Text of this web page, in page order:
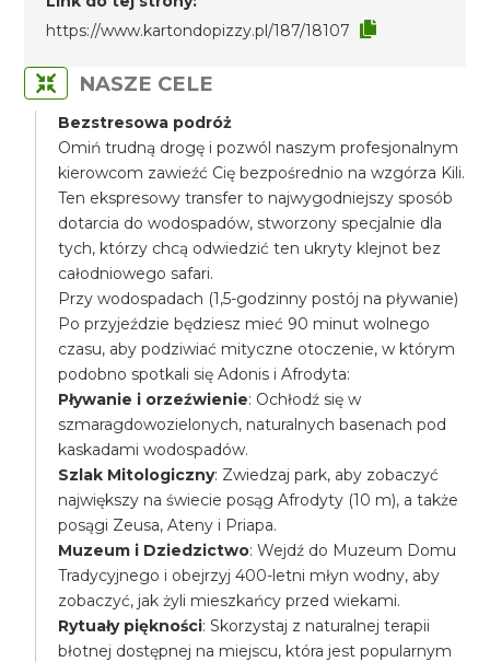
https://www.kartondopizzy.pl/187/18107
NASZE CELE
Bezstresowa podróż
Omiń trudną drogę i pozwól naszym profesjonalnym
kierowcom zawieźć Cię bezpośrednio na wzgórza Kili.
Ten ekspresowy transfer to najwygodniejszy sposób
dotarcia do wodospadów, stworzony specjalnie dla
tych, którzy chcą odwiedzić ten ukryty klejnot bez
całodniowego safari.
Przy wodospadach (1,5-godzinny postój na pływanie)
Po przyjeździe będziesz mieć 90 minut wolnego
czasu, aby podziwiać mityczne otoczenie, w którym
podobno spotkali się Adonis i Afrodyta:
Pływanie i orzeźwienie: Ochłodź się w
szmaragdowozielonych, naturalnych basenach pod
kaskadami wodospadów.
Szlak Mitologiczny: Zwiedzaj park, aby zobaczyć
największy na świecie posąg Afrodyty (10 m), a także
posągi Zeusa, Ateny i Priapa.
Muzeum i Dziedzictwo: Wejdź do Muzeum Domu
Tradycyjnego i obejrzyj 400-letni młyn wodny, aby
zobaczyć, jak żyli mieszkańcy przed wiekami.
Rytuały piękności: Skorzystaj z naturalnej terapii
błotnej dostępnej na miejscu, która jest popularnym